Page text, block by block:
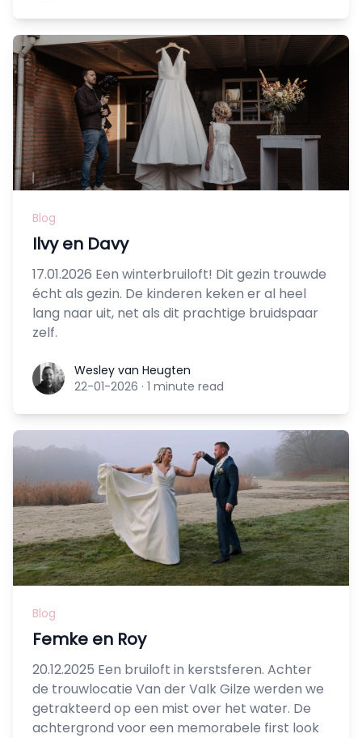
Blog
Ilvy en Davy
17.01.2026 Een winterbruiloft! Dit gezin trouwde
écht als gezin. De kinderen keken er al heel
lang naar uit, net als dit prachtige bruidspaar
zelf.
Wesley van Heugten
Wesley van Heugten
22-01-2026 · 1 minute read
Blog
Femke en Roy
20.12.2025 Een bruiloft in kerstsferen. Achter
de trouwlocatie Van der Valk Gilze werden we
getrakteerd op een mist over het water. De
achtergrond voor een memorabele first look